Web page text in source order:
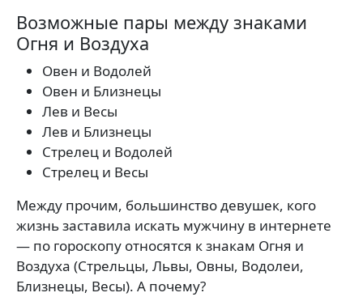
Возможные пары между знаками
Огня и Воздуха
Овен и Водолей
Овен и Близнецы
Лев и Весы
Лев и Близнецы
Стрелец и Водолей
Стрелец и Весы
Между прочим, большинство девушек, кого
жизнь заставила искать мужчину в интернете
— по гороскопу относятся к знакам Огня и
Воздуха (Стрельцы, Львы, Овны, Водолеи,
Близнецы, Весы). А почему?